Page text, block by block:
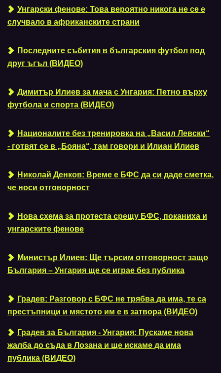
Унгарски фенове: Това вероятно никога не се е
случвало в африканските страни
Последните събития в българския футбол под
друг ъгъл (ВИДЕО)
Димитър Илиев за мача с Унгария: Петно върху
футбола и спорта (ВИДЕО)
Националите без тренировка на „Васил Левски“
- готвят се в „Бояна“, там говори и Илиан Илиев
Николай Денков: Време е БФС да си даде сметка,
че носи отговорност
Нова схема за протеста срещу БФС, поканиха и
унгарските фенове
Министър Илиев: Ще търсим отговорност защо
България – Унгария ще се играе без публика
Градев: Разговор с БФС не трябва да има, те са
престъпници и мястото им е в затвора (ВИДЕО)
Градев за България - Унгария: Пускаме нова
жалба до съда в Лозана и ще искаме да има
публика (ВИДЕО)